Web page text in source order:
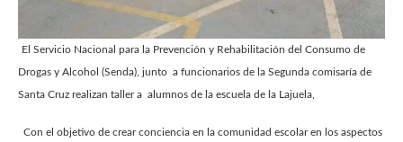
El Servicio Nacional para la Prevención y Rehabilitación del Consumo de
Drogas y Alcohol (Senda), junto a funcionarios de la Segunda comisaría de
Santa Cruz realizan taller a alumnos de la escuela de la Lajuela,
Con el objetivo de crear conciencia en la comunidad escolar en los aspectos